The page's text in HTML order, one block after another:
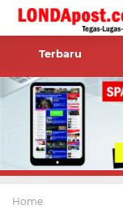
Terbaru
Home